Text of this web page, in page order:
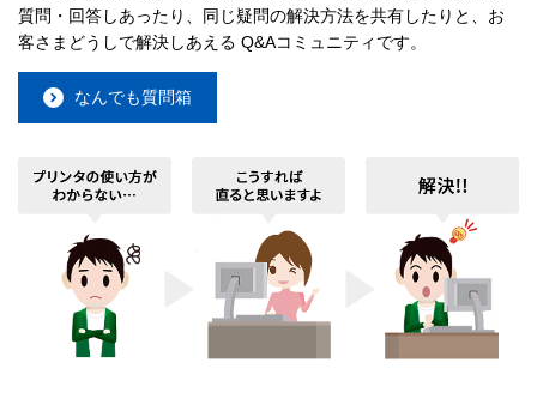
質問・回答しあったり、同じ疑問の解決方法を共有したりと、お
客さまどうしで解決しあえる Q&Aコミュニティです。
なんでも質問箱